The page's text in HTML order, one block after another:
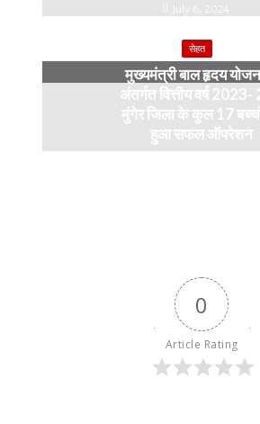
July 6, 2024
सेहत
मुख्यमंत्री बाल हृदय
अंतर्गत वित्तीय वर्ष 2023-
मुंगेर जिला के कुल 17
हुआ सफल ऑपरेशन
0
Article Rating